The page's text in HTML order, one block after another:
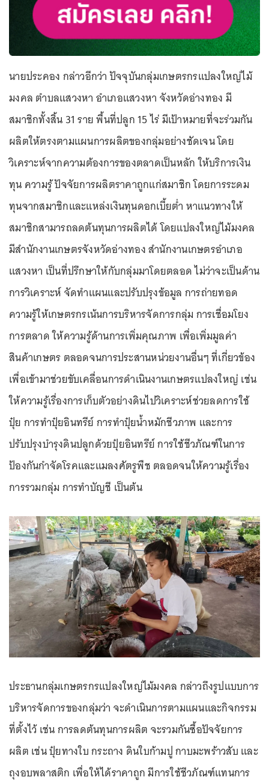
นายประคอง กล่าวอีกว่า ปัจจุบันกลุ่มเกษตรกรแปลงใหญ่ไม้
มงคล ตำบลแสวงหา อำเภอแสวงหา จังหวัดอ่างทอง มี
สมาชิกทั้งสิ้น 31 ราย พื้นที่ปลูก 15 ไร่ มีเป้าหมายที่จะร่วมกัน
ผลิตให้ตรงตามแผนการผลิตของกลุ่มอย่างชัดเจน โดย
วิเคราะห์จากความต้องการของตลาดเป็นหลัก ให้บริการเงิน
ทุน ความรู้ ปัจจัยการผลิตราคาถูกแก่สมาชิก โดยการระดม
ทุนจากสมาชิกและแหล่งเงินทุนดอกเบี้ยต่ำ หาแนวทางให้
สมาชิกสามารถลดต้นทุนการผลิตได้ โดยแปลงใหญ่ไม้มงคล
มีสำนักงานเกษตรจังหวัดอ่างทอง สำนักงานเกษตรอำเภอ
แสวงหา เป็นที่ปรึกษาให้กับกลุ่มมาโดยตลอด ไม่ว่าจะเป็นด้าน
การวิเคราะห์ จัดทำแผนและปรับปรุงข้อมูล การถ่ายทอด
ความรู้ให้เกษตรกรเน้นการบริหารจัดการกลุ่ม การเชื่อมโยง
การตลาด ให้ความรู้ด้านการเพิ่มคุณภาพ เพื่อเพิ่มมูลค่า
สินค้าเกษตร ตลอดจนการประสานหน่วยงานอื่นๆ ที่เกี่ยวข้อง
เพื่อเข้ามาช่วยขับเคลื่อนการดำเนินงานเกษตรแปลงใหญ่ เช่น
ให้ความรู้เรื่องการเก็บตัวอย่างดินไปวิเคราะห์ช่วยลดการใช้
ปุ๋ย การทำปุ๋ยอินทรีย์ การทำปุ๋ยน้ำหมักชีวภาพ และการ
ปรับปรุงบำรุงดินปลูกด้วยปุ๋ยอินทรีย์ การใช้ชีวภัณฑ์ในการ
ป้องกันกำจัดโรคและแมลงศัตรูพืช ตลอดจนให้ความรู้เรื่อง
การรวมกลุ่ม การทำบัญชี เป็นต้น
ประธานกลุ่มเกษตรกรแปลงใหญ่ไม้มงคล กล่าวถึงรูปแบบการ
บริหารจัดการของกลุ่มว่า จะดำเนินการตามแผนและกิจกรรม
ที่ตั้งไว้ เช่น การลดต้นทุนการผลิต จะรวมกันซื้อปัจจัยการ
ผลิต เช่น ปุ๋ยทางใบ กระถาง ดินใบก้ามปู กาบมะพร้าวสับ และ
ถุงอบพลาสติก เพื่อให้ได้ราคาถูก มีการใช้ชีวภัณฑ์แทนการ